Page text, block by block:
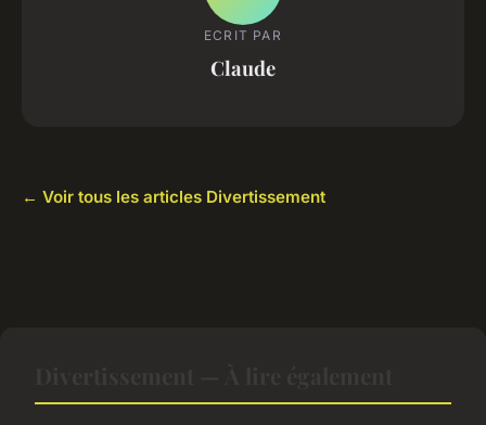
ECRIT PAR
Claude
← Voir tous les articles Divertissement